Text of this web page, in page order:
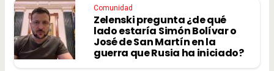
Comunidad
Zelenski pregunta ¿de qué
lado estaría Simón Bolívar o
José de San Martín en la
guerra que Rusia ha iniciado?